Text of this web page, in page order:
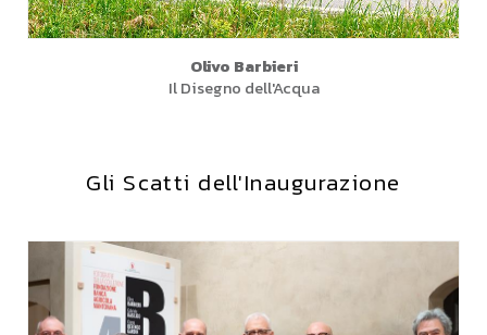
Olivo Barbieri
Il Disegno dell'Acqua
Gli Scatti dell'Inaugurazione